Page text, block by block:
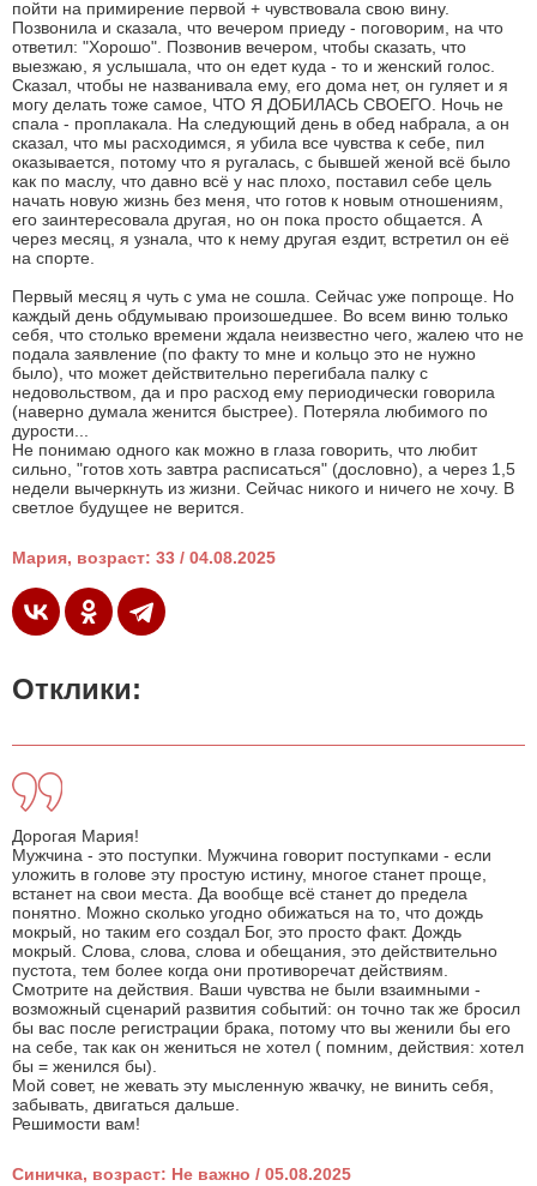
пойти на примирение первой + чувствовала свою вину.
Позвонила и сказала, что вечером приеду - поговорим, на что
ответил: "Хорошо". Позвонив вечером, чтобы сказать, что
выезжаю, я услышала, что он едет куда - то и женский голос.
Сказал, чтобы не названивала ему, его дома нет, он гуляет и я
могу делать тоже самое, ЧТО Я ДОБИЛАСЬ СВОЕГО. Ночь не
спала - проплакала. На следующий день в обед набрала, а он
сказал, что мы расходимся, я убила все чувства к себе, пил
оказывается, потому что я ругалась, с бывшей женой всё было
как по маслу, что давно всё у нас плохо, поставил себе цель
начать новую жизнь без меня, что готов к новым отношениям,
его заинтересовала другая, но он пока просто общается. А
через месяц, я узнала, что к нему другая ездит, встретил он её
на спорте.
Первый месяц я чуть с ума не сошла. Сейчас уже попроще. Но
каждый день обдумываю произошедшее. Во всем виню только
себя, что столько времени ждала неизвестно чего, жалею что не
подала заявление (по факту то мне и кольцо это не нужно
было), что может действительно перегибала палку с
недовольством, да и про расход ему периодически говорила
(наверно думала женится быстрее). Потеряла любимого по
дурости...
Не понимаю одного как можно в глаза говорить, что любит
сильно, "готов хоть завтра расписаться" (дословно), а через 1,5
недели вычеркнуть из жизни. Сейчас никого и ничего не хочу. В
светлое будущее не верится.
Мария, возраст: 33 / 04.08.2025
Отклики:
Дорогая Мария!
Мужчина - это поступки. Мужчина говорит поступками - если
уложить в голове эту простую истину, многое станет проще,
встанет на свои места. Да вообще всё станет до предела
понятно. Можно сколько угодно обижаться на то, что дождь
мокрый, но таким его создал Бог, это просто факт. Дождь
мокрый. Слова, слова, слова и обещания, это действительно
пустота, тем более когда они противоречат действиям.
Смотрите на действия. Ваши чувства не были взаимными -
возможный сценарий развития событий: он точно так же бросил
бы вас после регистрации брака, потому что вы женили бы его
на себе, так как он жениться не хотел ( помним, действия: хотел
бы = женился бы).
Мой совет, не жевать эту мысленную жвачку, не винить себя,
забывать, двигаться дальше.
Решимости вам!
Синичка, возраст: Не важно / 05.08.2025